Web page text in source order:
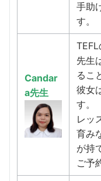
手助
す。
Candar
a先生
先生
るこ
彼女
す。
レッ
育み
が持
ご予